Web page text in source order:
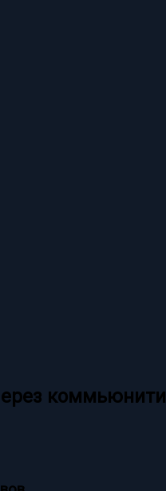
коммьюнити